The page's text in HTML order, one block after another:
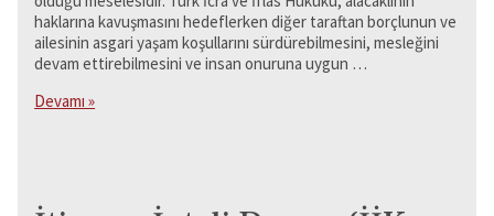
haklarına kavuşmasını hedeflerken diğer taraftan borçlunun ve
ailesinin asgari yaşam koşullarını sürdürebilmesini, mesleğini
devam ettirebilmesini ve insan onuruna uygun …
Haczedilemeyen
Nedir?
Devamı »